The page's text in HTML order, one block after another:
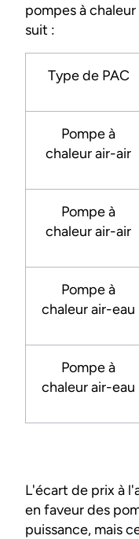
pompes à
suit :
Type de PAC
Pompe à
chaleur air-air
Pompe à
chaleur air-air
Pompe à
chaleur air-eau
Pompe à
chaleur air-eau
L'écart de prix à
en faveur des
puissance, mais